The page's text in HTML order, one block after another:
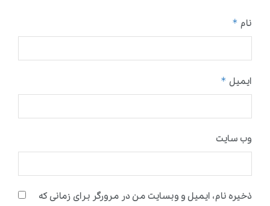
نام *
ایمیل *
وب‌ سایت
ذخیره نام، ایمیل و وبسایت من در مرورگر برای زمانی که